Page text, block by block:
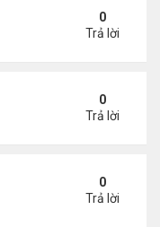
1/21/22
0
Trả lời
1/21/22
0
Trả lời
14/22
0
Trả lời